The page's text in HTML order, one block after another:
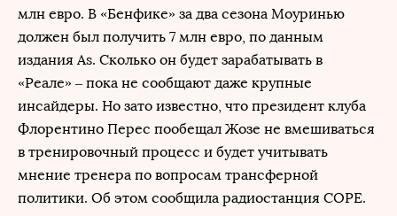
млн евро. В «Бенфике» за два сезона Моуринью
должен был получить 7 млн евро, по данным
издания As. Сколько он будет зарабатывать в
«Реале» – пока не сообщают даже крупные
инсайдеры. Но зато известно, что президент клуба
Флорентино Перес пообещал Жозе не вмешиваться
в тренировочный процесс и будет учитывать
мнение тренера по вопросам трансферной
политики. Об этом сообщила радиостанция COPE.